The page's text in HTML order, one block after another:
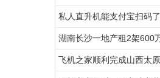
私人直升机能支付宝扫码了